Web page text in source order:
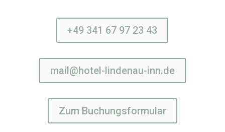
+49 341 67 97 23 43
mail@hotel-lindenau-inn.de
Zum Buchungsformular